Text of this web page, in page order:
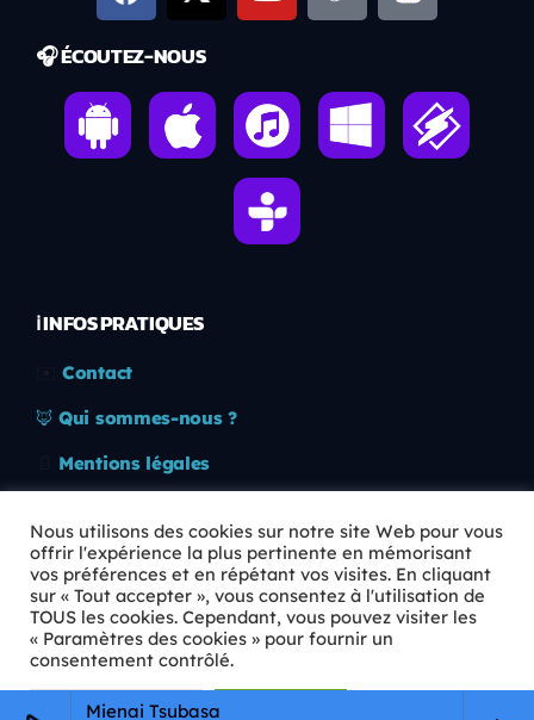
Mienai Tsubasa
🎧 ÉCOUTEZ-NOUS
ℹ️ INFOS PRATIQUES
Contact
🦊 Qui sommes-nous ?
Mentions légales
🛡️ RGPD
Copyright © 2026 Animkids. Tous droits réservés.
Nous utilisons des cookies sur notre site Web pour vous
offrir l'expérience la plus pertinente en mémorisant
vos préférences et en répétant vos visites. En cliquant
sur « Tout accepter », vous consentez à l'utilisation de
TOUS les cookies. Cependant, vous pouvez visiter les
« Paramètres des cookies » pour fournir un
consentement contrôlé.
Paramètres Cookie